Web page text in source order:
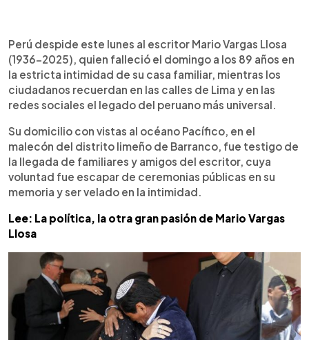
► Escuchar artículo
Perú despide este lunes al escritor Mario Vargas Llosa
(1936-2025), quien falleció el domingo a los 89 años en
la estricta intimidad de su casa familiar, mientras los
ciudadanos recuerdan en las calles de Lima y en las
redes sociales el legado del peruano más universal.
Su domicilio con vistas al océano Pacífico, en el
malecón del distrito limeño de Barranco, fue testigo de
la llegada de familiares y amigos del escritor, cuya
voluntad fue escapar de ceremonias públicas en su
memoria y ser velado en la intimidad.
Lee: La política, la otra gran pasión de Mario Vargas
Llosa